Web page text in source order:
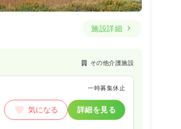
施設詳細
その他介護施設
一時募集休止
気になる 詳細を見る